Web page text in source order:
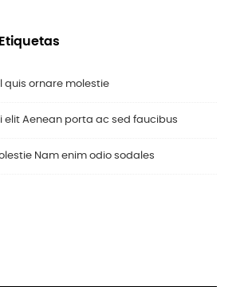
quis ornare molestie
elit Aenean porta ac sed faucibus
Nam enim odio sodales